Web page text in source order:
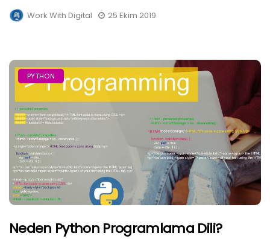
Work With Digital 25 Ekim 2019
PYTHON
Neden Python Programlama Dili?